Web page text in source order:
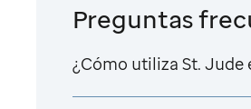
Preguntas
¿Cómo utiliza St. Jude